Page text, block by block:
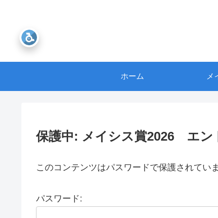
ホーム メ
保護中: メイシス賞2026 エン
このコンテンツはパスワードで保護されてい
パスワード: